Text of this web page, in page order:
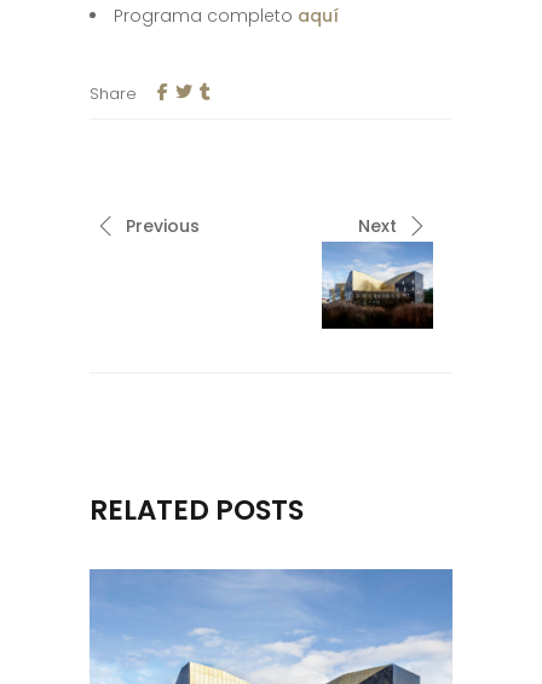
Programa completo aquí
Share
Previous Next
RELATED POSTS